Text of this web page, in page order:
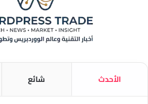
الأحدث شائع